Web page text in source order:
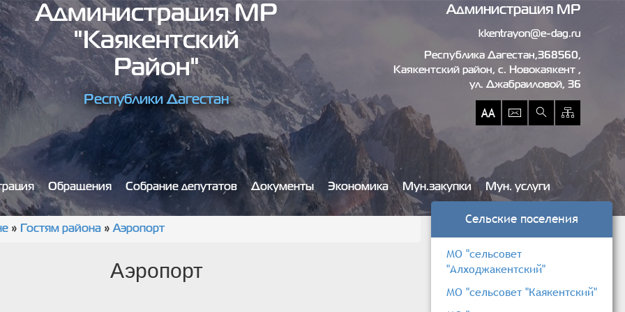
Администрация МР
"Каякентский
Район"
Республики Дагестан
Администрация МР
kkentrayon@e-dag.ru
Республика Дагестан,368560,
Каякентский район, c. Новокаякент ,
ул. Джабраиловой, 36
Обращения Собрание депутатов Документы Экономика Мун.закупки
Мун. услуги
» Гостям района » Аэропорт
Аэропорт
Сельские поселения
МО "сельсовет
"Алходжакентский"
МО "сельсовет "Каякентский"